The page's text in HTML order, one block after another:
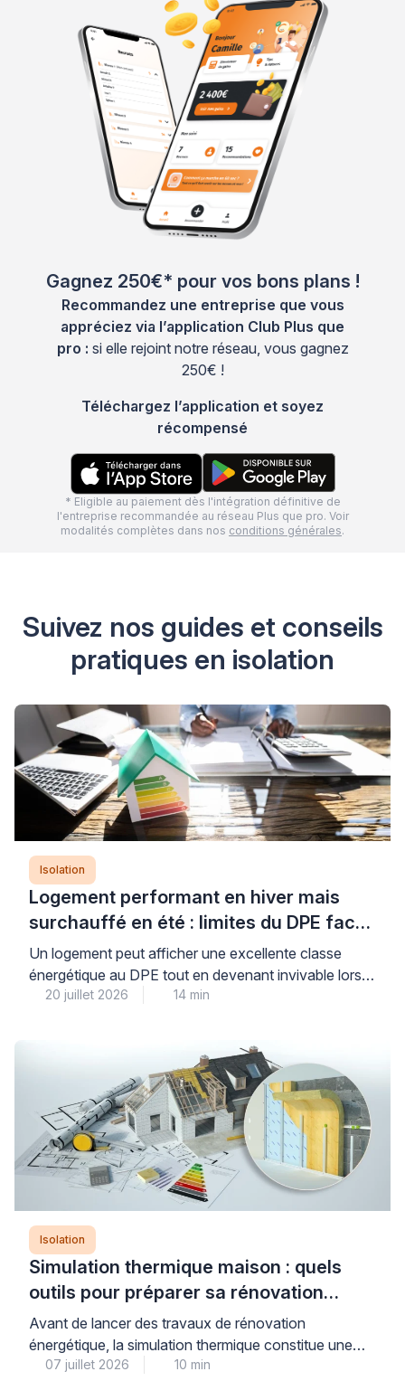
Gagnez 250€* pour vos bons plans !
Recommandez une entreprise que vous
appréciez via l’application Club Plus que
pro : si elle rejoint notre réseau, vous gagnez
250€ !
Téléchargez l’application et soyez
récompensé
* Eligible au paiement dès l'intégration définitive de
l'entreprise recommandée au réseau Plus que pro. Voir
modalités complètes dans nos conditions générales.
Suivez nos guides et conseils
pratiques en isolation
Isolation
Logement performant en hiver mais
surchauffé en été : limites du DPE face
aux canicules
Un logement peut afficher une excellente classe
énergétique au DPE tout en devenant invivable lors
des périodes de fortes chaleurs : cette situation, de
la performance hivernale. Le Diagnostic de
Performance Énergétique intègre désormais un
indicateur de confort d’été, mais celui-ci […]
20 juillet 2026 14 min
Isolation
Simulation thermique maison : quels
outils pour préparer sa rénovation
énergétique ?
Avant de lancer des travaux de rénovation
énergétique, la simulation thermique constitue une
étape déterminante pour évaluer précisément les
07 juillet 2026 10 min